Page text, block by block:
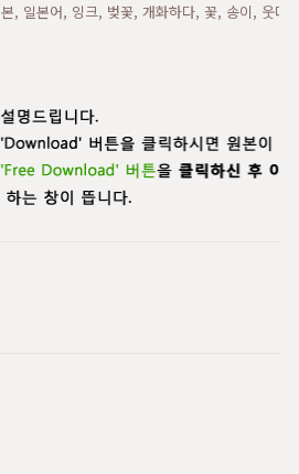
본, 일본어, 잉크, 벚꽃, 개화하다, 꽃, 송이, 웃다